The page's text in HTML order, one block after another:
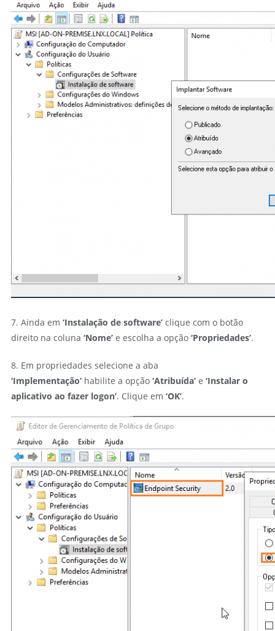
7. Ainda em ‘Instalação de software’ clique com o botão
direito na coluna ‘Nome’ e escolha a opção ‘Propriedades’.
8. Em propriedades selecione a aba
‘Implementação’ habilite a opção ‘Atribuída’ e ‘Instalar o
aplicativo ao fazer logon’. Clique em ‘OK’.